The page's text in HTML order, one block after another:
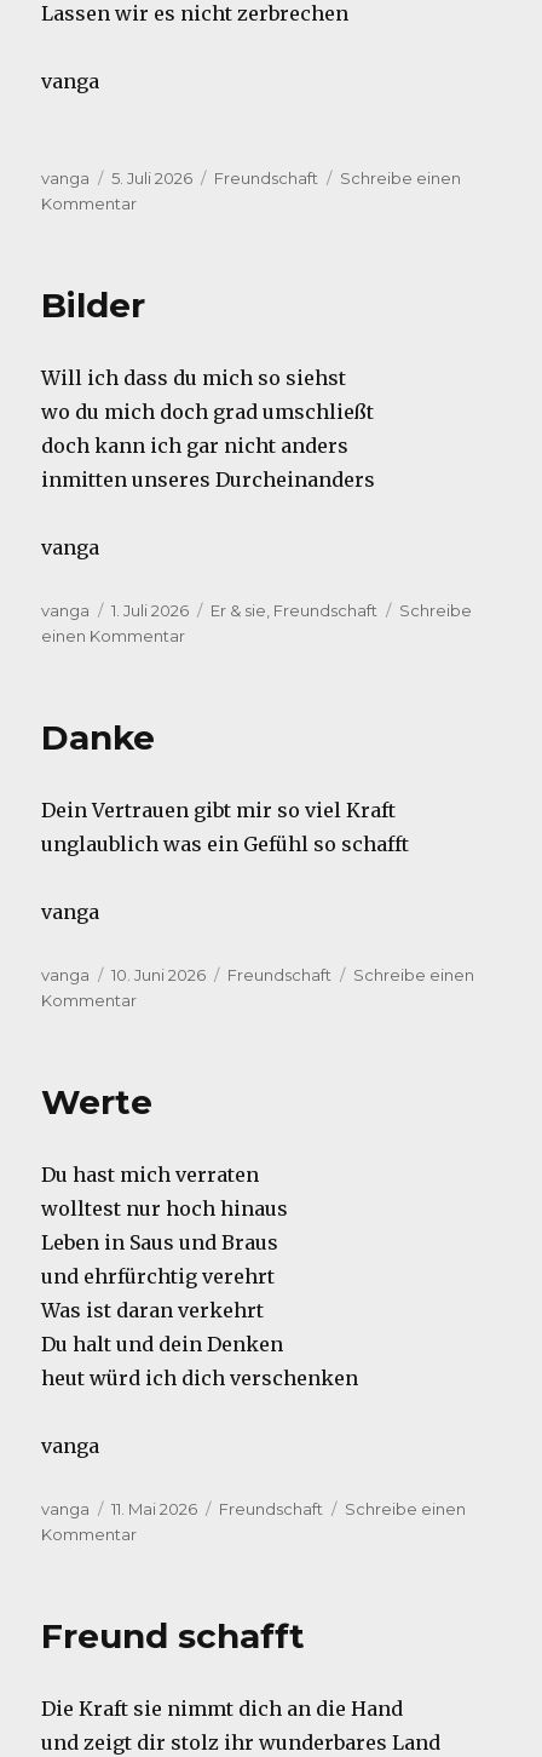
Lassen wir es nicht zerbrechen
vanga
Autor
vanga
Veröffentlicht
am
5. Juli 2026 Kategorien
Freundschaft
Schreibe einen
Kommentarzu
Bilder
Will ich dass du mich so siehst
wo du mich doch grad umschließt
doch kann ich gar nicht anders
inmitten unseres Durcheinanders
vanga
Autor
vanga
Veröffentlicht
am
1. Juli 2026 Kategorien
Er & sie, Freundschaft
Schreibe
einen Kommentarzu
Danke
Dein Vertrauen gibt mir so viel Kraft
unglaublich was ein Gefühl so schafft
vanga
Autor
vanga
Veröffentlicht
am
10. Juni 2026 Kategorien
Freundschaft
Schreibe einen
Kommentarzu
Werte
Du hast mich verraten
wolltest nur hoch hinaus
Leben in Saus und Braus
und ehrfürchtig verehrt
Was ist daran verkehrt
Du halt und dein Denken
heut würd ich dich verschenken
vanga
Autor
vanga
Veröffentlicht
am
11. Mai 2026 Kategorien
Freundschaft
Schreibe einen
Kommentarzu
Freund schafft
Die Kraft sie nimmt dich an die Hand
und zeigt dir stolz ihr wunderbares Land